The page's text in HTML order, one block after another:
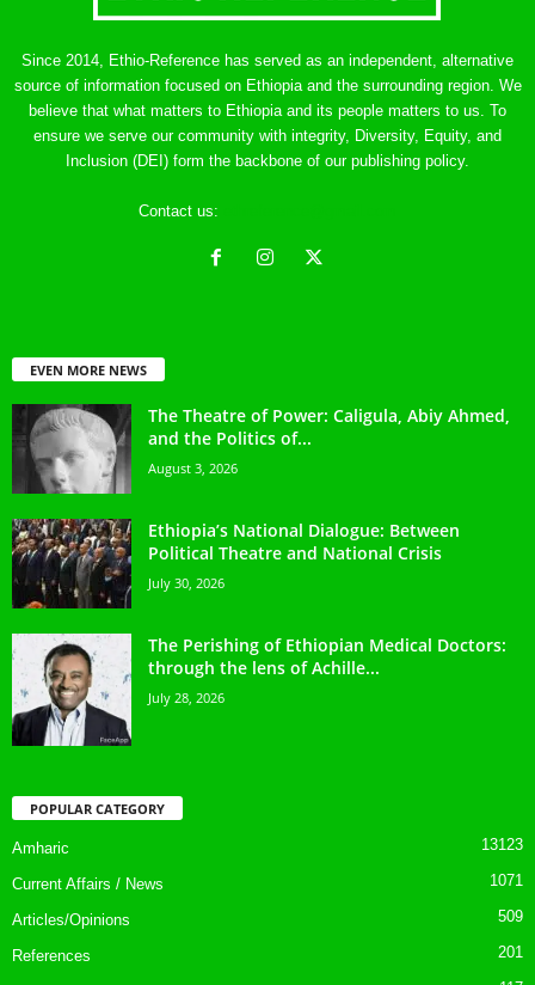
Since 2014, Ethio-Reference has served as an independent, alternative
source of information focused on Ethiopia and the surrounding region. We
believe that what matters to Ethiopia and its people matters to us. To
ensure we serve our community with integrity, Diversity, Equity, and
Inclusion (DEI) form the backbone of our publishing policy.
Contact us:
EVEN MORE NEWS
The Theatre of Power: Caligula, Abiy Ahmed,
and the Politics of...
August 3, 2026
Ethiopia’s National Dialogue: Between
Political Theatre and National Crisis
July 30, 2026
The Perishing of Ethiopian Medical Doctors:
through the lens of Achille...
July 28, 2026
POPULAR CATEGORY
Amharic 13123
Current Affairs / News 1071
Articles/Opinions 509
References 201